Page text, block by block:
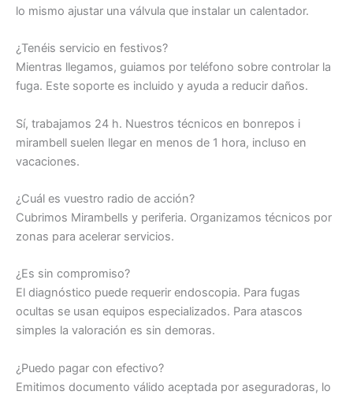
lo mismo ajustar una válvula que instalar un calentador.
¿Tenéis servicio en festivos?
Mientras llegamos, guiamos por teléfono sobre controlar la
fuga. Este soporte es incluido y ayuda a reducir daños.
Sí, trabajamos 24 h. Nuestros técnicos en bonrepos i
mirambell suelen llegar en menos de 1 hora, incluso en
vacaciones.
¿Cuál es vuestro radio de acción?
Cubrimos Mirambells y periferia. Organizamos técnicos por
zonas para acelerar servicios.
¿Es sin compromiso?
El diagnóstico puede requerir endoscopia. Para fugas
ocultas se usan equipos especializados. Para atascos
simples la valoración es sin demoras.
¿Puedo pagar con efectivo?
Emitimos documento válido aceptada por aseguradoras, lo